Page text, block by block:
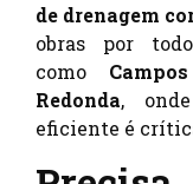
de drenagem
obras por
como
Redonda,
eficiente é